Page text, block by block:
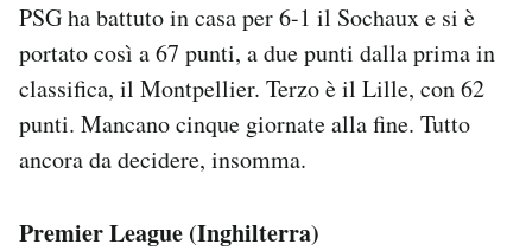
PSG ha battuto in casa per 6-1 il Sochaux e si è
portato così a 67 punti, a due punti dalla prima in
classifica, il Montpellier. Terzo è il Lille, con 62
punti. Mancano cinque giornate alla fine. Tutto
ancora da decidere, insomma.
Premier League (Inghilterra)